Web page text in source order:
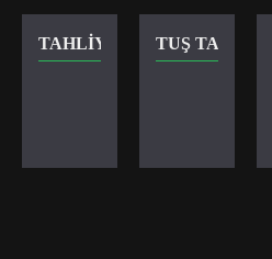
TAHLIYE VANASITUŞ TAKIMI